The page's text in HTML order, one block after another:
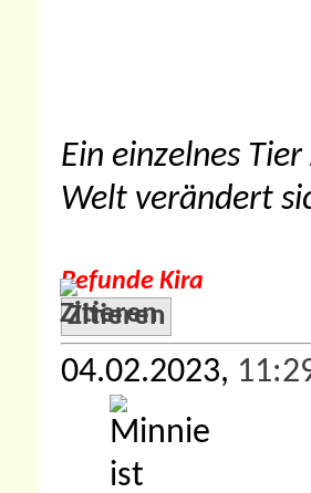
Ein einzelnes
Welt verändert
Befunde Kira
Zitieren
04.02.2023,